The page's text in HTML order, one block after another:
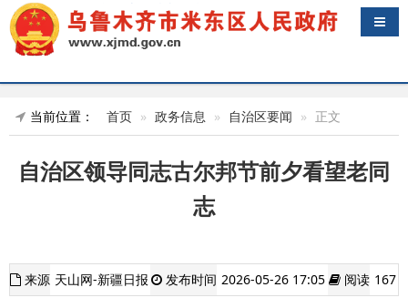
导航
当前位置： 首页 政务信息 自治区要闻 正文
自治区领导同志古尔邦节前夕看望老同
志
来源 天山网-新疆日报 发布时间 2026-05-26 17:05 阅读 167